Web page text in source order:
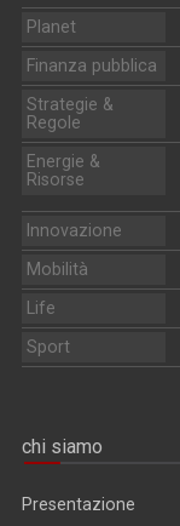
Planet
Finanza pubblica
Strategie &
Regole
Energie &
Risorse
Innovazione
Mobilità
Life
Sport
chi siamo
Presentazione